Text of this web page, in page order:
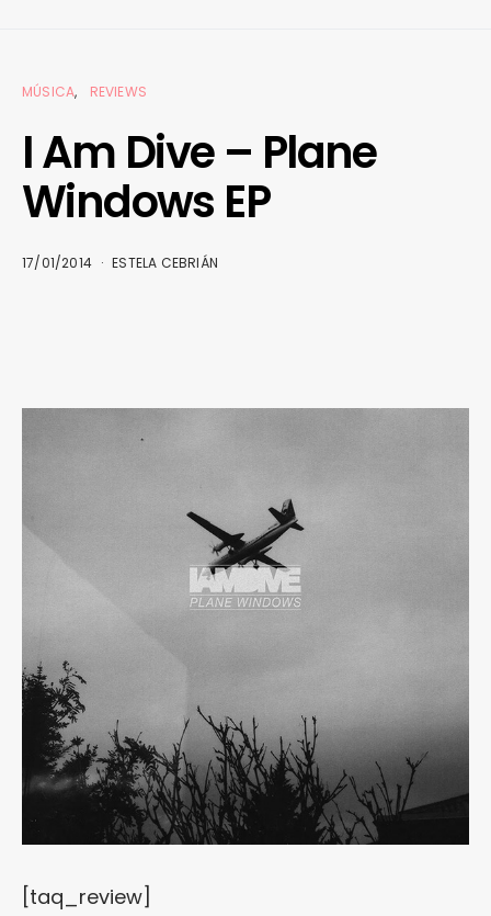
MÚSICA REVIEWS
I Am Dive – Plane
Windows EP
17/01/2014 ESTELA CEBRIÁN
[taq_review]